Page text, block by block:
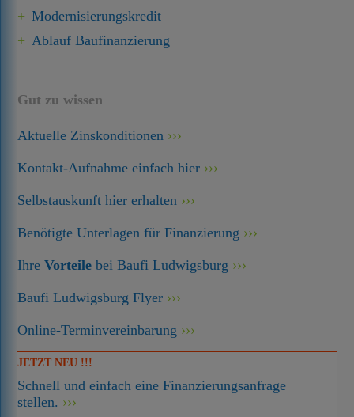
Modernisierungskredit
Ablauf Baufinanzierung
Gut zu wissen
Aktuelle Zinskonditionen
Kontakt-Aufnahme einfach hier
Selbstauskunft hier erhalten
Benötigte Unterlagen für Finanzierung
IhreVorteile bei Baufi Ludwigsburg
Baufi Ludwigsburg Flyer
Online-Terminvereinbarung
JETZT NEU !!!
Schnell und einfach eine Finanzierungsanfrage
stellen.